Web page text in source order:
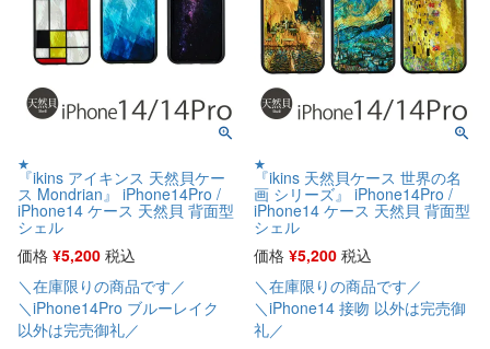
★
『ikins アイキンス 天然貝ケー
ス Mondrian』 iPhone14Pro /
iPhone14 ケース 天然貝 背面型
シェル
価格 ¥5,200 税込
＼在庫限りの商品です／
＼iPhone14Pro ブルーレイク
以外は完売御礼／
★
『ikins 天然貝ケース 世界の名
画 シリーズ』 iPhone14Pro /
iPhone14 ケース 天然貝 背面型
シェル
価格 ¥5,200 税込
＼在庫限りの商品です／
＼iPhone14 接吻 以外は完売御
礼／